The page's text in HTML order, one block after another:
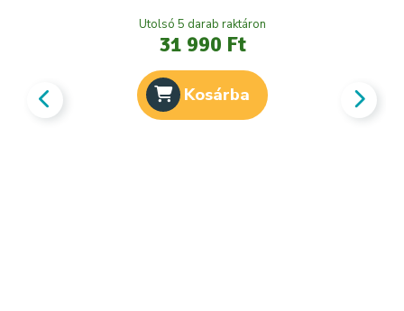
Utolsó 5 darab raktáron
31 990 Ft
Kosárba